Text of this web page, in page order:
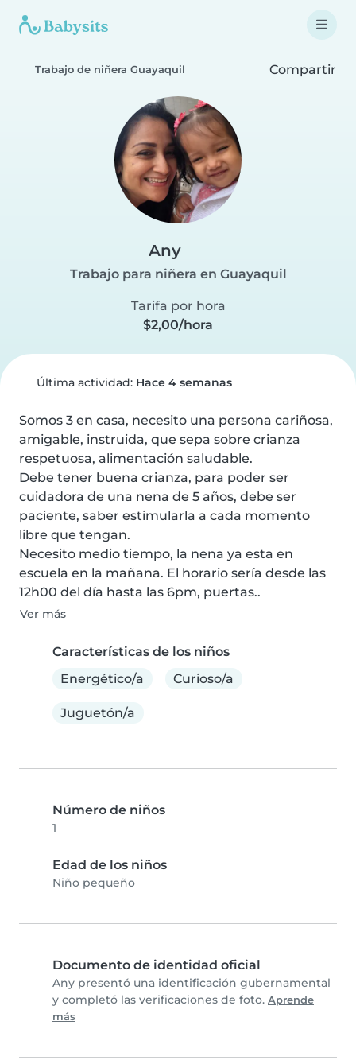
Trabajo de niñera Guayaquil Compartir
Any
Trabajo para niñera en Guayaquil
Tarifa por hora
$2,00/hora
Última actividad: Hace 4 semanas
Somos 3 en casa, necesito una persona cariñosa,
amigable, instruida, que sepa sobre crianza
respetuosa, alimentación saludable.
Debe tener buena crianza, para poder ser
cuidadora de una nena de 5 años, debe ser
paciente, saber estimularla a cada momento
libre que tengan.
Necesito medio tiempo, la nena ya esta en
escuela en la mañana. El horario sería desde las
12h00 del día hasta las 6pm, puertas..
Ver más
Características de los niños
Energético/a
Curioso/a
Juguetón/a
Número de niños
1
Edad de los niños
Niño pequeño
Documento de identidad oficial
Any presentó una identificación gubernamental
y completó las verificaciones de foto. Aprende
más